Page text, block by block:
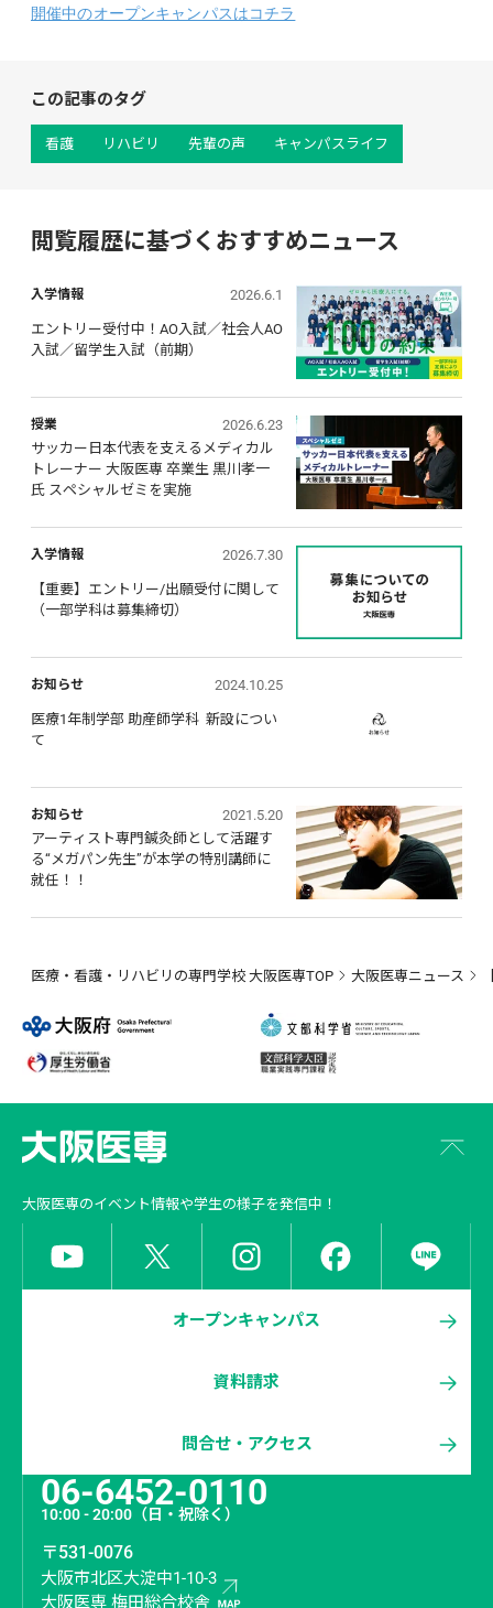
開催中のオープンキャンパスはコチラ
この記事のタグ
看護 リハビリ 先輩の声 キャンパスライフ
閲覧履歴に基づくおすすめニュース
入学情報 2026.6.1
エントリー受付中！AO入試／社会人AO
入試／留学生入試（前期）
授業
2026.6.23
サッカー日本代表を支えるメディカル
トレーナー 大阪医専 卒業生 黒川孝一
氏 スペシャルゼミを実施
入学情報 2026.7.30
【重要】エントリー/出願受付に関して
（一部学科は募集締切）
お知らせ 2024.10.25
医療1年制学部 助産師学科  新設につい
て
お知らせ
2021.5.20
アーティスト専門鍼灸師として活躍す
る“メガパン先生”が本学の特別講師に
就任！！
医療・看護・リハビリの専門学校 大阪医専TOP 大阪医専ニュース
大阪医専のイベント情報や学生の様子を発信中！
オープンキャンパス
資料請求
問合せ・アクセス
06-6452-0110
10:00 - 20:00 （日・祝除く）
〒531-0076
大阪市北区大淀中1-10-3
大阪医専 梅田総合校舎